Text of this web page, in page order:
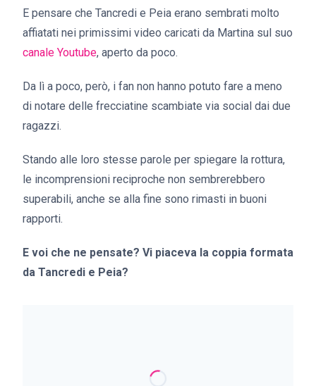
E pensare che Tancredi e Peia erano sembrati molto
affiatati nei primissimi video caricati da Martina sul suo
canale Youtube, aperto da poco.
Da lì a poco, però, i fan non hanno potuto fare a meno
di notare delle frecciatine scambiate via social dai due
ragazzi.
Stando alle loro stesse parole per spiegare la rottura,
le incomprensioni reciproche non sembrerebbero
superabili, anche se alla fine sono rimasti in buoni
rapporti.
E voi che ne pensate? Vi piaceva la coppia formata
da Tancredi e Peia?